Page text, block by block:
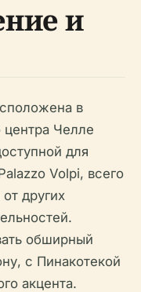
и
в
Челле
для
Volpi, всего
других
обширный
с Пинакотекой
акцента.